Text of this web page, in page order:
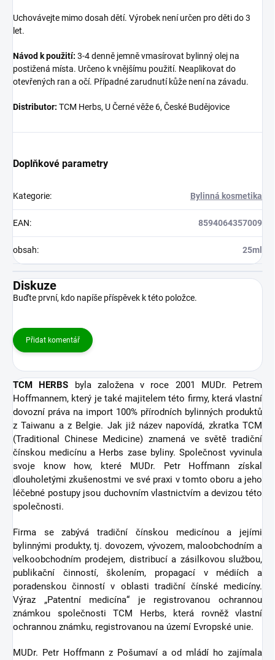
Uchovávejte mimo dosah dětí. Výrobek není určen pro děti do 3
let.
Návod k použití: 3-4 denně jemně vmasírovat bylinný olej na
postižená místa. Určeno k vnějšímu použití. Neaplikovat do
otevřených ran a očí. Případné zarudnutí kůže není na závadu.
Distributor: TCM Herbs, U Černé věže 6, České Budějovice
Doplňkové parametry
Kategorie: Bylinná kosmetika
EAN: 8594064357009
obsah: 25ml
Diskuze
Buďte první, kdo napíše příspěvek k této položce.
Přidat komentář
TCM HERBS byla založena v roce 2001 MUDr. Petrem
Hoffmannem, který je také majitelem této firmy, která vlastní
dovozní práva na import 100% přírodních bylinných produktů
z Taiwanu a z Belgie. Jak již název napovídá, zkratka TCM
(Traditional Chinese Medicine) znamená ve světě tradiční
čínskou medicínu a Herbs zase byliny. Společnost vyvinula
svoje know how, které MUDr. Petr Hoffmann získal
dlouholetými zkušenostmi ve své praxi v tomto oboru a jeho
léčebné postupy jsou duchovním vlastnictvím a devizou této
společnosti.
Firma se zabývá tradiční čínskou medicínou a jejími
bylinnými produkty, tj. dovozem, vývozem, maloobchodním a
velkoobchodním prodejem, distribucí a zásilkovou službou,
publikační činností, školením, propagací v médiích a
poradenskou činností v oblasti tradiční čínské medicíny.
Výraz „Patentní medicína“ je registrovanou ochrannou
známkou společnosti TCM Herbs, která rovněž vlastní
ochrannou známku, registrovanou na území Evropské unie.
MUDr. Petr Hoffmann z Pošumaví a od mládí ho zajímala